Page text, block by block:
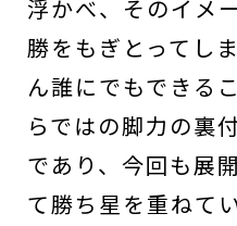
浮かべ、そのイメ
勝をもぎとってし
ん誰にでもできる
らではの脚力の裏
であり、今回も展
て勝ち星を重ねて